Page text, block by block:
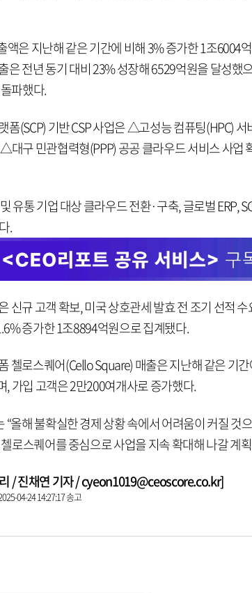
액은 지난해 같은 기간에 비해 3% 증가한 1조6004
은 전년 동기 대비 23% 성장해 6529억원을 달성했
파했다.
폼(SCP) 기반 CSP 사업은 △고성능 컴퓨팅(HPC)
대구 민관협력형(PPP) 공공 클라우드 서비스 사업
유통 기업 대상 클라우드 전환·구축, 글로벌 ERP,
.
신규 고객 확보, 미국 상호관세 발효 전 조기 선적
증가한 1조8894억원으로 집계됐다.
첼로스퀘어(Cello Square) 매출은 지난해 같은 기
, 가입 고객은 2만200여개사로 증가했다.
“올해 불확실한 경제 상황 속에서 어려움이 커질 것
로스퀘어를 중심으로 사업을 지속 확대해 나갈 계
/ 진채연 기자 / cyeon1019@ceoscore.co.kr]
04-24 14:27:17 송고